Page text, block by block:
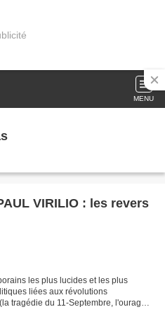
MENU
VIRILIO : les revers
les plus lucides et les plus
liées aux révolutions
tragédie du 11-Septembre, l'ouragan